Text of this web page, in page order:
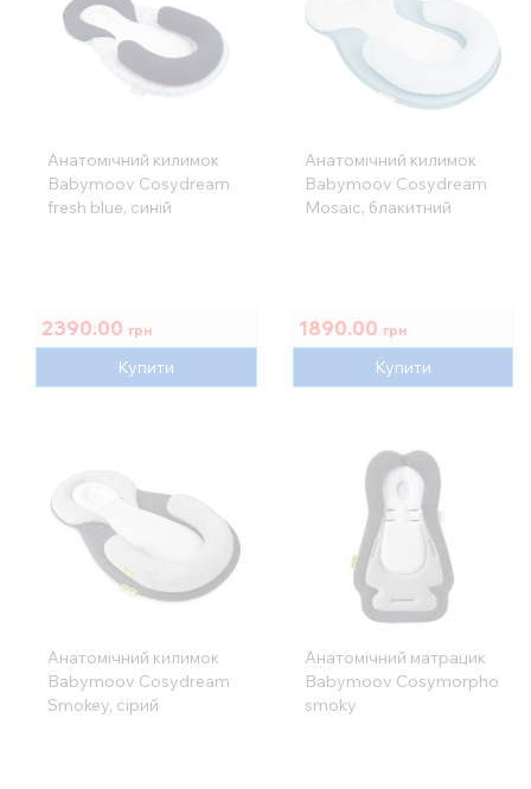
Анатомічний килимок
Babymoov Cosydream
fresh blue, синій
2390.00 грн
Купити
Анатомічний килимок
Babymoov Cosydream
Mosaic, блакитний
1890.00 грн
Купити
Анатомічний килимок
Babymoov Cosydream
Smokey, сірий
Анатомічний матрацик
Babymoov Cosymorpho
smoky